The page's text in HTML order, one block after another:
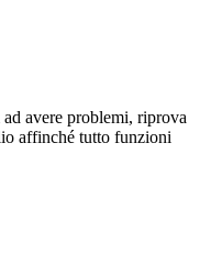
avere problemi, riprova
affinché tutto funzioni